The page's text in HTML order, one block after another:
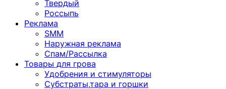
Твердый
Россыпь
Реклама
SMM
Наружная реклама
Спам/Рассылка
Товары для грова
Удобрения и стимуляторы
Субстраты,тара и горшки